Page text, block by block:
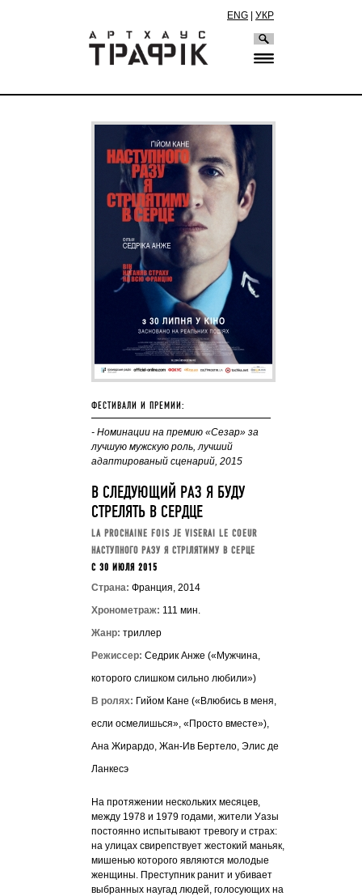
ENG УКР
ФЕСТИВАЛИ И ПРЕМИИ:
- Номинации на премию «Сезар» за
лучшую мужскую роль, лучший
адаптированый сценарий, 2015
В СЛЕДУЮЩИЙ РАЗ Я БУДУ
СТРЕЛЯТЬ В СЕРДЦЕ
LA PROCHAINE FOIS JE VISERAI LE COEUR
НАСТУПНОГО РАЗУ Я СТРІЛЯТИМУ В СЕРЦЕ
C 30 ИЮЛЯ 2015
Страна: Франция, 2014
Хронометраж: 111 мин.
Жанр: триллер
Режиссер: Седрик Анже («Мужчина,
которого слишком сильно любили»)
В ролях: Гийом Кане («Влюбись в меня,
если осмелишься», «Просто вместе»),
Ана Жирардо, Жан-Ив Бертело, Элис де
Ланкесэ
На протяжении нескольких месяцев,
между 1978 и 1979 годами, жители Уазы
постоянно испытывают тревогу и страх:
на улицах свирепствует жестокий маньяк,
мишенью которого являются молодые
женщины. Преступник ранит и убивает
выбранных наугад людей, голосующих на